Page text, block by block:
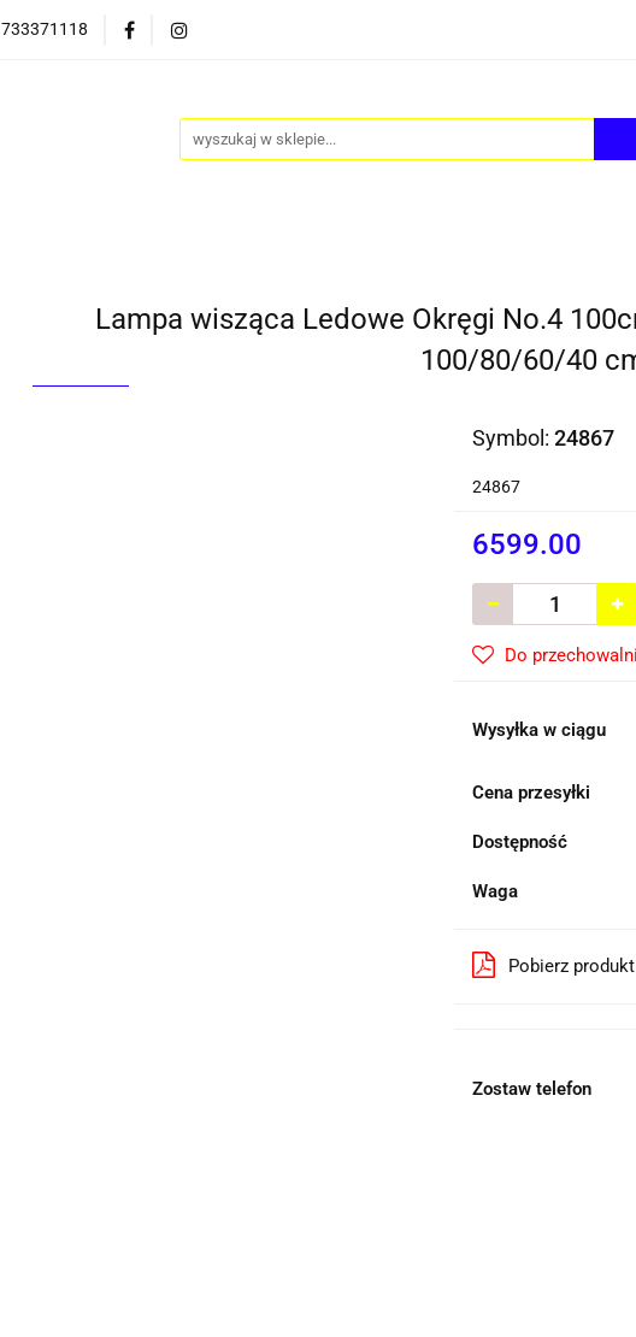
733371118
LAMPY AKCESORIA
Lampa wisząca Ledowe Okręgi No.4
100/80/60/40
Symbol:24867
24867
6599.00
Do przechowalni
Wysyłka w ciągu
Cena przesyłki
Dostępność
Waga
Pobierz
Zostaw telefon